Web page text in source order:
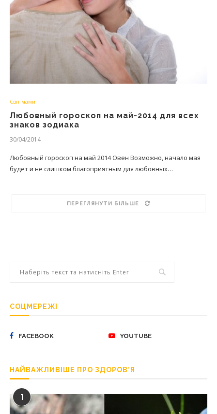
Світ мами
Любовный гороскоп на май-2014 для всех
знаков зодиака
30/04/2014
Любовный гороскоп на май 2014 Овен Возможно, начало мая
будет и не слишком благоприятным для любовных…
ПЕРЕГЛЯНУТИ БІЛЬШЕ
СОЦМЕРЕЖІ
FACEBOOK YOUTUBE
НАЙВАЖЛИВІШЕ ПРО ЗДОРОВ’Я
1